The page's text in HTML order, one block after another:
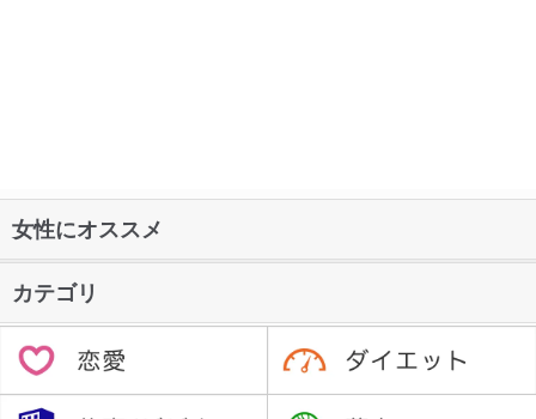
女性にオススメ
カテゴリ